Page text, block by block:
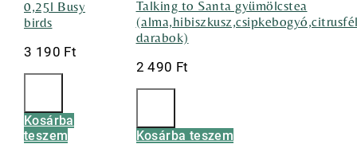
0,25l Busy
birds
3 190 Ft
Kosárba
teszem
Talking to Santa gyümölcstea
darabok)
2 490 Ft
Kosárba teszem